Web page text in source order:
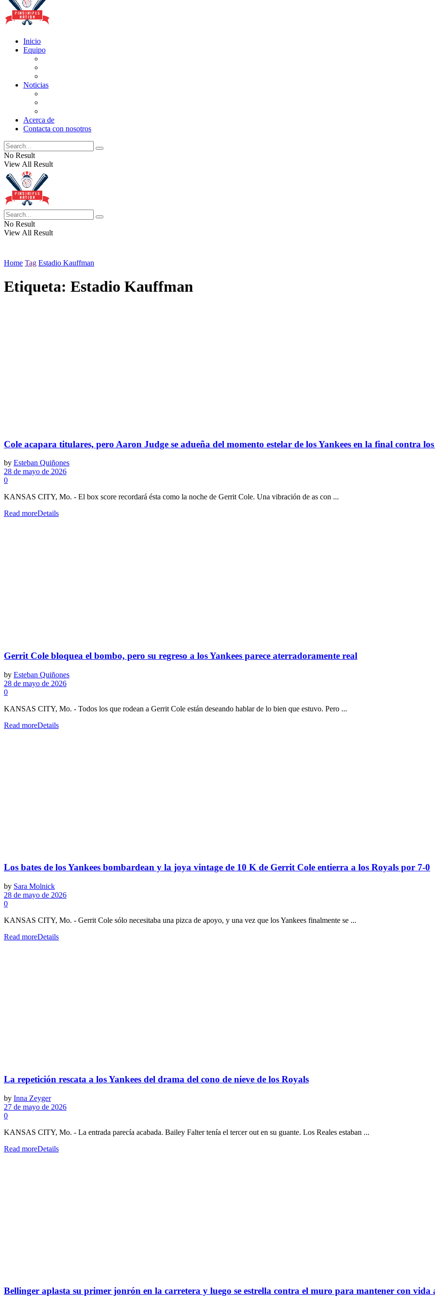
Inicio
Equipo
Noticias
Acerca de
Contacta con nosotros
No Result
View All Result
No Result
View All Result
Home Tag Estadio Kauffman
Etiqueta: Estadio Kauffman
Cole acapara titulares, pero Aaron Judge se adueña del momento estelar de los Yankees en la final contra
by Esteban Quiñones
28 de mayo de 2026
0
KANSAS CITY, Mo. - El box score recordará ésta como la noche de Gerrit Cole. Una vibración de as con ...
Read moreDetails
Gerrit Cole bloquea el bombo, pero su regreso a los Yankees parece aterradoramente real
by Esteban Quiñones
28 de mayo de 2026
0
KANSAS CITY, Mo. - Todos los que rodean a Gerrit Cole están deseando hablar de lo bien que estuvo. Pero ...
Read moreDetails
Los bates de los Yankees bombardean y la joya vintage de 10 K de Gerrit Cole entierra a los Royals por 7-0
by Sara Molnick
28 de mayo de 2026
0
KANSAS CITY, Mo. - Gerrit Cole sólo necesitaba una pizca de apoyo, y una vez que los Yankees finalmente se ...
Read moreDetails
La repetición rescata a los Yankees del drama del cono de nieve de los Royals
by Inna Zeyger
27 de mayo de 2026
0
KANSAS CITY, Mo. - La entrada parecía acabada. Bailey Falter tenía el tercer out en su guante. Los Reales estaban ...
Read moreDetails
Bellinger aplasta su primer jonrón en la carretera y luego se estrella contra el muro para mantener con vida